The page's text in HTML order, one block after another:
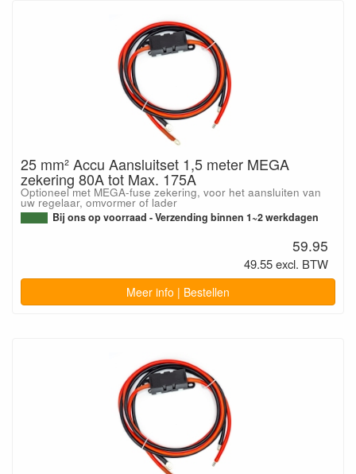
25 mm² Accu Aansluitset 1,5 meter MEGA
zekering 80A tot Max. 175A
Optioneel met MEGA-fuse zekering, voor het aansluiten van
uw regelaar, omvormer of lader
Bij ons op voorraad - Verzending binnen 1~2 werkdagen
59.95
49.55 excl. BTW
Meer info | Bestellen